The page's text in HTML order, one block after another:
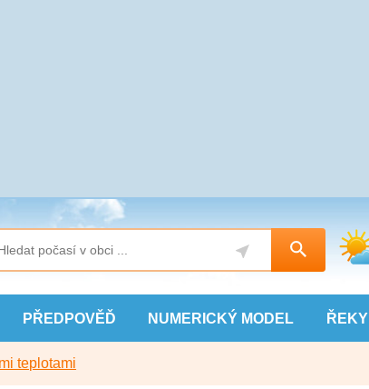
PŘEDPOVĚĎ NUMERICKÝ MODEL ŘEKY
teplotami